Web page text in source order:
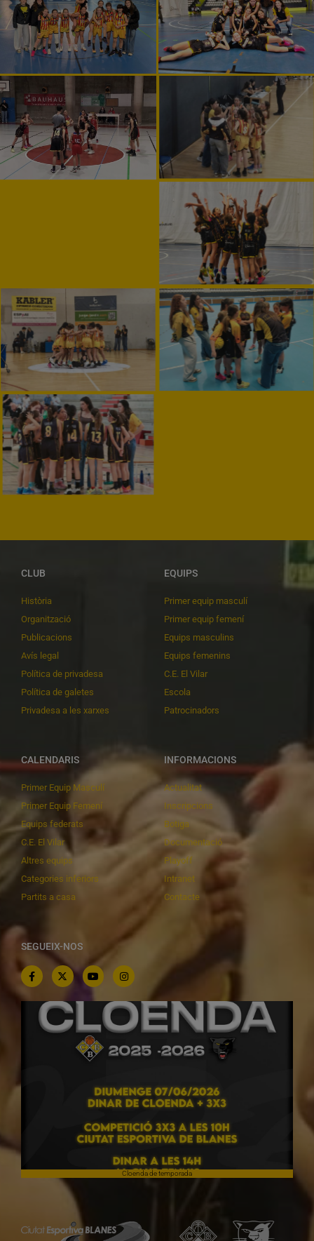
CLUB
Història
Organització
Publicacions
Avís legal
Política de privadesa
Política de galetes
Privadesa a les xarxes
EQUIPS
Primer equip masculí
Primer equip femení
Equips masculins
Equips femenins
C.E. El Vilar
Escola
Patrocinadors
CALENDARIS
Primer Equip Masculí
Primer Equip Femení
Equips federats
C.E. El Vilar
Altres equips
Categories inferiors
Partits a casa
INFORMACIONS
Actualitat
Inscripcions
Botiga
Documentació
Playoff
Intranet
Contacte
SEGUEIX-NOS
Cloenda de temporada